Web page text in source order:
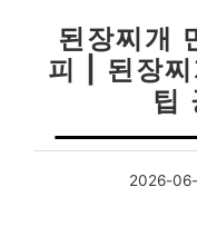
된장찌개
피 | 된장
팁
2026-06-